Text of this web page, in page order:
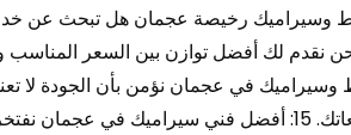
وسيراميك رخيصة عجمان هل تبحث عن
نقدم لك أفضل توازن بين السعر المناسب
وسيراميك في عجمان نؤمن بأن الجودة لا
وتفوق توقعاتك. 15: أفضل فني سيراميك في